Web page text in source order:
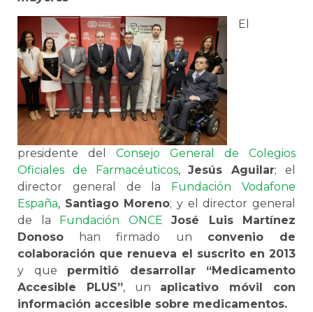
El
presidente del Consejo General de Colegios
Oficiales de Farmacéuticos,Jesús Aguilar; el
director general de la Fundación Vodafone
España, Santiago Moreno; y el director general
de la Fundación ONCE
José Luis Martínez
Donoso han firmado un convenio de
colaboración que renueva el suscrito en 2013
y que permitió desarrollar “Medicamento
Accesible PLUS”, un aplicativo móvil con
información accesible sobre medicamentos.